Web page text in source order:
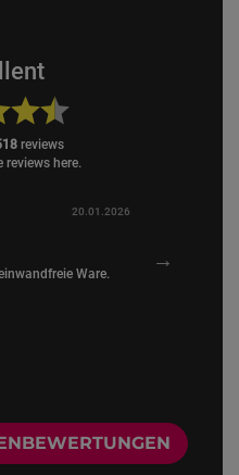
reviews
reviews here.
20.01.2026
Ware.